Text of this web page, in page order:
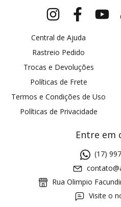
Central de Ajuda
Rastreio Pedido
Trocas e Devoluções
Políticas de Frete
Termos e Condições de Uso
Políticas de Privacidade
Entre em
(17)
Rua Olimpio
Visite o